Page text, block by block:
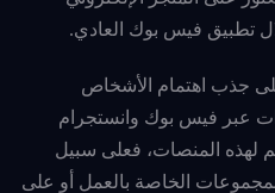
تطبيق فيس بوك العادي.
جذب اهتمام الأشخاص
عبر فيس بوك وانستجرام
لهذه المنصات، فعلى سبيل
الخاصة بالعمل أو على